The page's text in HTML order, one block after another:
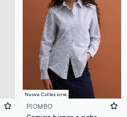
Nuova Collezione
PIOMBO